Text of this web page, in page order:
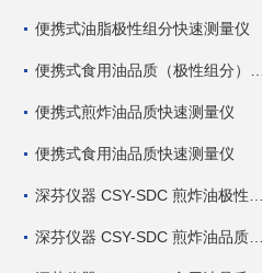
便携式油脂极性组分快速测量仪
便携式煎炸油品质快速测量仪
便携式食用油品质快速测量仪